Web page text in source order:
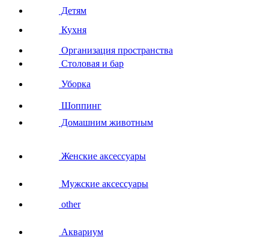
Детям
Кухня
Организация пространства
Столовая и бар
Уборка
Шоппинг
Домашним животным
Женские аксессуары
Мужские аксессуары
other
Аквариум